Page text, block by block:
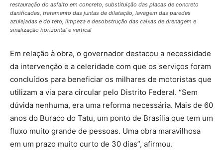
restauração do asfalto em concreto, substituição das placas de concreto
danificadas, tratamento das juntas de dilatação, lavagem das paredes
azulejadas e do teto, limpeza e desobstrução das caixas de drenagem e
sinalização horizontal e vertical
Em relação à obra, o governador destacou a necessidade
da intervenção e a celeridade com que os serviços foram
concluídos para beneficiar os milhares de motoristas que
utilizam a via para circular pelo Distrito Federal. “Sem
dúvida nenhuma, era uma reforma necessária. Mais de 60
anos do Buraco do Tatu, um ponto de Brasília que tem um
fluxo muito grande de pessoas. Uma obra maravilhosa
em um prazo muito curto de 30 dias”, afirmou.